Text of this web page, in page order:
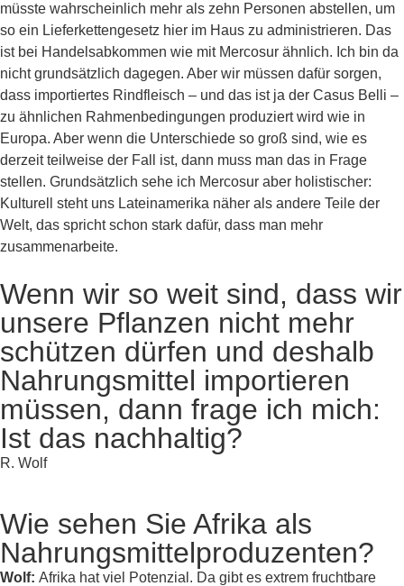
müsste wahrscheinlich mehr als zehn Personen abstellen, um
so ein Lieferkettengesetz hier im Haus zu administrieren. Das
ist bei Handelsabkommen wie mit Mercosur ähnlich. Ich bin da
nicht grundsätzlich dagegen. Aber wir müssen dafür sorgen,
dass importiertes Rindfleisch – und das ist ja der Casus Belli –
zu ähnlichen Rahmenbedingungen produziert wird wie in
Europa. Aber wenn die Unterschiede so groß sind, wie es
derzeit teilweise der Fall ist, dann muss man das in Frage
stellen. Grundsätzlich sehe ich Mercosur aber holistischer:
Kulturell steht uns Lateinamerika näher als andere Teile der
Welt, das spricht schon stark dafür, dass man mehr
zusammenarbeite.
Wenn wir so weit sind, dass wir
unsere Pflanzen nicht mehr
schützen dürfen und deshalb
Nahrungsmittel importieren
müssen, dann frage ich mich:
Ist das nachhaltig?
R. Wolf
Wie sehen Sie Afrika als
Nahrungsmittelproduzenten?
Wolf: Afrika hat viel Potenzial. Da gibt es extrem fruchtbare